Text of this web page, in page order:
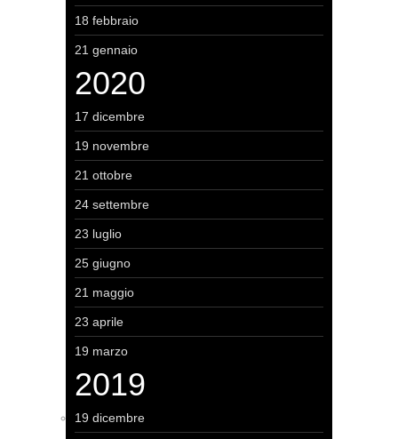
18 febbraio
21 gennaio
2020
17 dicembre
19 novembre
21 ottobre
24 settembre
23 luglio
25 giugno
21 maggio
23 aprile
19 marzo
2019
19 dicembre